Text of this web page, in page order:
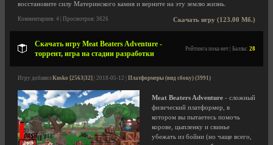
восстановите силу Материнского камня и верните на эту землю жизнь.
Скачать игру (123.00 Мб.)
Комментариев: 4 | Просмотров: 3626
Скачать игру Meat Beaters Adventure -
торрент, игра на стадии разработки
Рейтинга пока нет | Баллы: 28
Игру добавил Kusko [2563|32] | 2018-05-12 | Платформеры (вид сбоку) (3991)
Meat Beaters Adventure - сложный
физический платформер, в
котором вы пытаетесь помочь
корове, цыпленку и свинье
убежать из бойни (но чаще всего,